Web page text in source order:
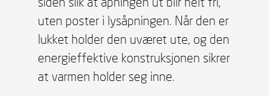
uten poster i lysåpningen. Når den er
lukket holder den uværet ute, og den
energieffektive konstruksjonen sikrer
at varmen holder seg inne.